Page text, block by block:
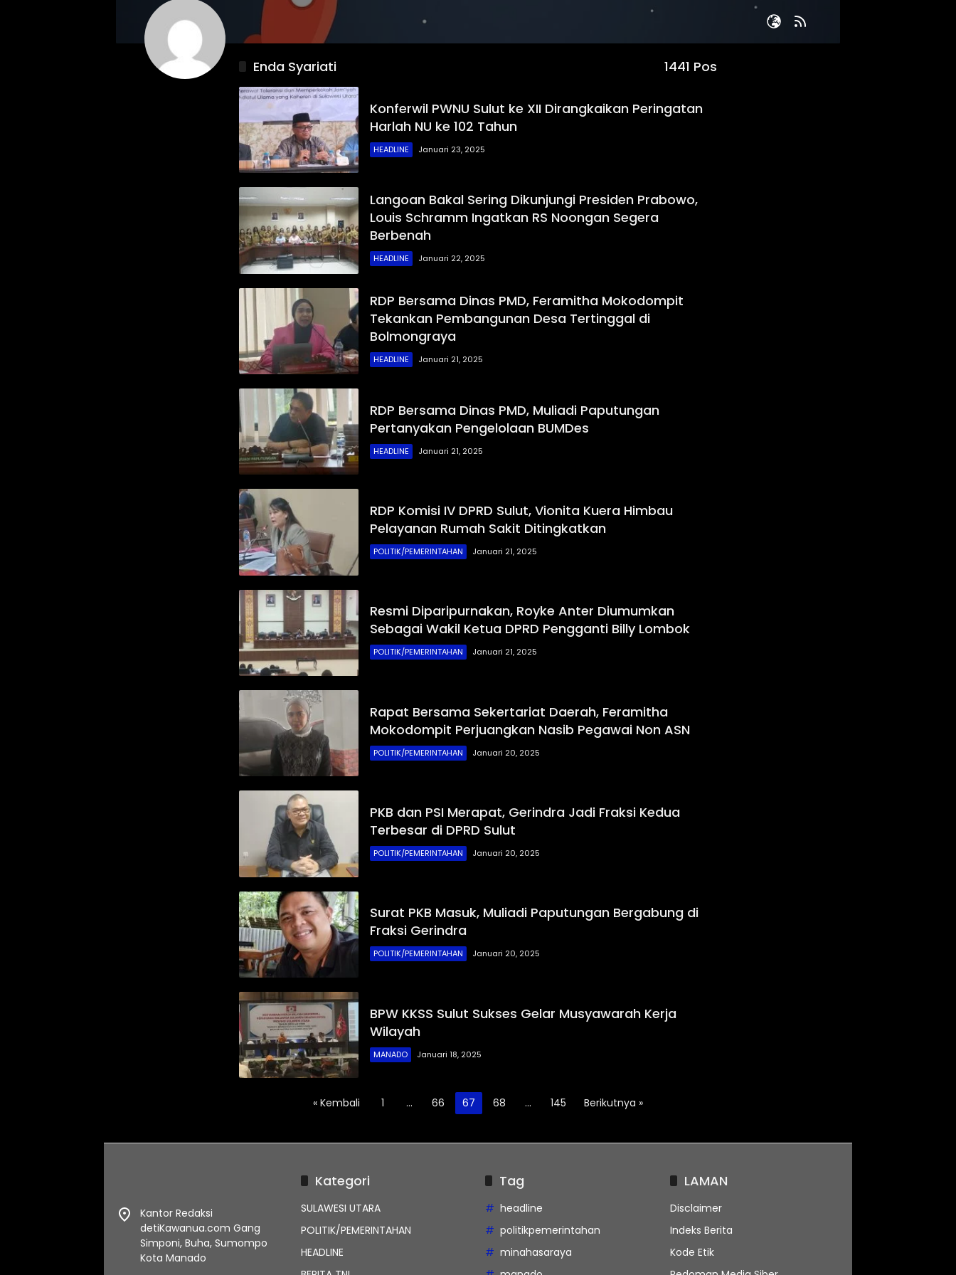
Enda Syariati 1441 Pos
Konferwil PWNU Sulut ke XII Dirangkaikan Peringatan
Harlah NU ke 102 Tahun
HEADLINE Januari 23, 2025
Langoan Bakal Sering Dikunjungi Presiden Prabowo,
Louis Schramm Ingatkan RS Noongan Segera
Berbenah
HEADLINE Januari 22, 2025
RDP Bersama Dinas PMD, Feramitha Mokodompit
Tekankan Pembangunan Desa Tertinggal di
Bolmongraya
HEADLINE Januari 21, 2025
RDP Bersama Dinas PMD, Muliadi Paputungan
Pertanyakan Pengelolaan BUMDes
HEADLINE Januari 21, 2025
RDP Komisi IV DPRD Sulut, Vionita Kuera Himbau
Pelayanan Rumah Sakit Ditingkatkan
POLITIK/PEMERINTAHAN Januari 21, 2025
Resmi Diparipurnakan, Royke Anter Diumumkan
Sebagai Wakil Ketua DPRD Pengganti Billy Lombok
POLITIK/PEMERINTAHAN Januari 21, 2025
Rapat Bersama Sekertariat Daerah, Feramitha
Mokodompit Perjuangkan Nasib Pegawai Non ASN
POLITIK/PEMERINTAHAN Januari 20, 2025
PKB dan PSI Merapat, Gerindra Jadi Fraksi Kedua
Terbesar di DPRD Sulut
POLITIK/PEMERINTAHAN Januari 20, 2025
Surat PKB Masuk, Muliadi Paputungan Bergabung di
Fraksi Gerindra
POLITIK/PEMERINTAHAN Januari 20, 2025
BPW KKSS Sulut Sukses Gelar Musyawarah Kerja
Wilayah
MANADO Januari 18, 2025
« Kembali 1 … 66 67 68 … 145 Berikutnya »
Kantor Redaksi
detiKawanua.com Gang
Simponi, Buha, Sumompo
Kota Manado
Kategori
SULAWESI UTARA
POLITIK/PEMERINTAHAN
HEADLINE
Tag
headline
politikpemerintahan
minahasaraya
LAMAN
Disclaimer
Indeks Berita
Kode Etik